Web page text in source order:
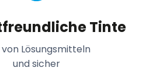
Tinte
von Lösungsmitteln
und sicher